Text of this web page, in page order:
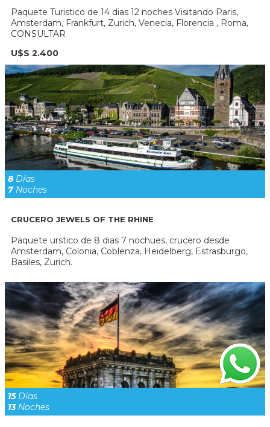
Paquete Turistico de 14 dias 12 noches Visitando Paris,
Amsterdam, Frankfurt, Zurich, Venecia, Florencia , Roma,
CONSULTAR
U$S 2.400
8 Días
7Noches
CRUCERO JEWELS OF THE RHINE
Paquete urstico de 8 dias 7 nochues, crucero desde
Amsterdam, Colonia, Coblenza, Heidelberg, Estrasburgo,
Basiles, Zurich.
15Días
13Noches